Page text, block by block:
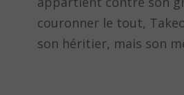
couronner le tout,
son héritier, mais son